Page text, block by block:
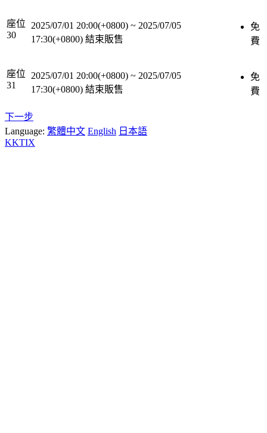
座位
30
2025/07/01 20:00(+0800) ~ 2025/07/05
17:30(+0800) 結束販售
免
費
座位
31
2025/07/01 20:00(+0800) ~ 2025/07/05
17:30(+0800) 結束販售
免
費
下一步
Language: 繁體中文 English 日本語
KKTIX